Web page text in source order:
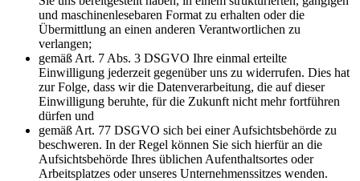
und maschinenlesebaren Format zu erhalten oder die
Übermittlung an einen anderen Verantwortlichen zu
verlangen;
gemäß Art. 7 Abs. 3 DSGVO Ihre einmal erteilte
Einwilligung jederzeit gegenüber uns zu widerrufen. Dies hat
zur Folge, dass wir die Datenverarbeitung, die auf dieser
Einwilligung beruhte, für die Zukunft nicht mehr fortführen
dürfen und
gemäß Art. 77 DSGVO sich bei einer Aufsichtsbehörde zu
beschweren. In der Regel können Sie sich hierfür an die
Aufsichtsbehörde Ihres üblichen Aufenthaltsortes oder
Arbeitsplatzes oder unseres Unternehmenssitzes wenden.